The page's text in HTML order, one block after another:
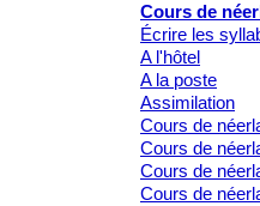
Cours de
Écrire les
A l'hôtel
A la poste
Assimilation
Cours de
Cours de
Cours de
Cours de